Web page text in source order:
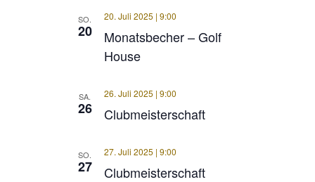
SO.
20
Monatsbecher – Golf
House
20. Juli 2025 | 9:00
SA.
26 Clubmeisterschaft
26. Juli 2025 | 9:00
SO.
27 Clubmeisterschaft
27. Juli 2025 | 9:00